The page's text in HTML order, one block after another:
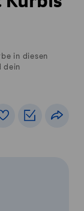
in diesen
dein
Rezeptbuch